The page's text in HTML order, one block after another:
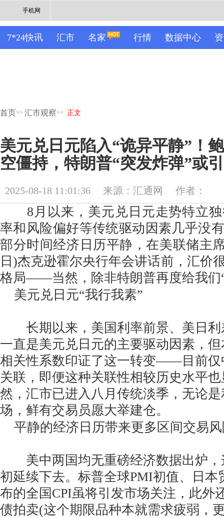
手机网
7*24快讯 汇市 名家 行情 数据中心
首页>> 汇市观察>> 正文
美元兑日元陷入“诡异平静”！
空僵持，特朗普“突发炸弹”或
2025-08-18 11:01:36 来源：汇通网 作者：
8月以来，美元兑日元走势特立独
率和风险偏好等传统驱动因素几乎没
部分时间经济日历平静，在美联储主
日)杰克逊霍尔央行年会讲话前，汇价
格局——当然，除非特朗普再度给我们
美元兑日元“我行我素”
长期以来，美国利率前景、美日利
一直是美元兑日元的主要驱动因素，
相关性系数印证了这一转变——目前仅
关联，即便这种关联性相较历史水平
然，汇市已进入八月传统淡季，无论
场，鲜有交易员愿大举建仓。
平静的经济日历带来更多区间交易
美中两国均无重磅经济数据出炉，
初延续下去。标普全球PMI初值、日本
布的全国CPI虽将引发市场关注，此外
债拍卖(这个期限品种本就需求疲弱，